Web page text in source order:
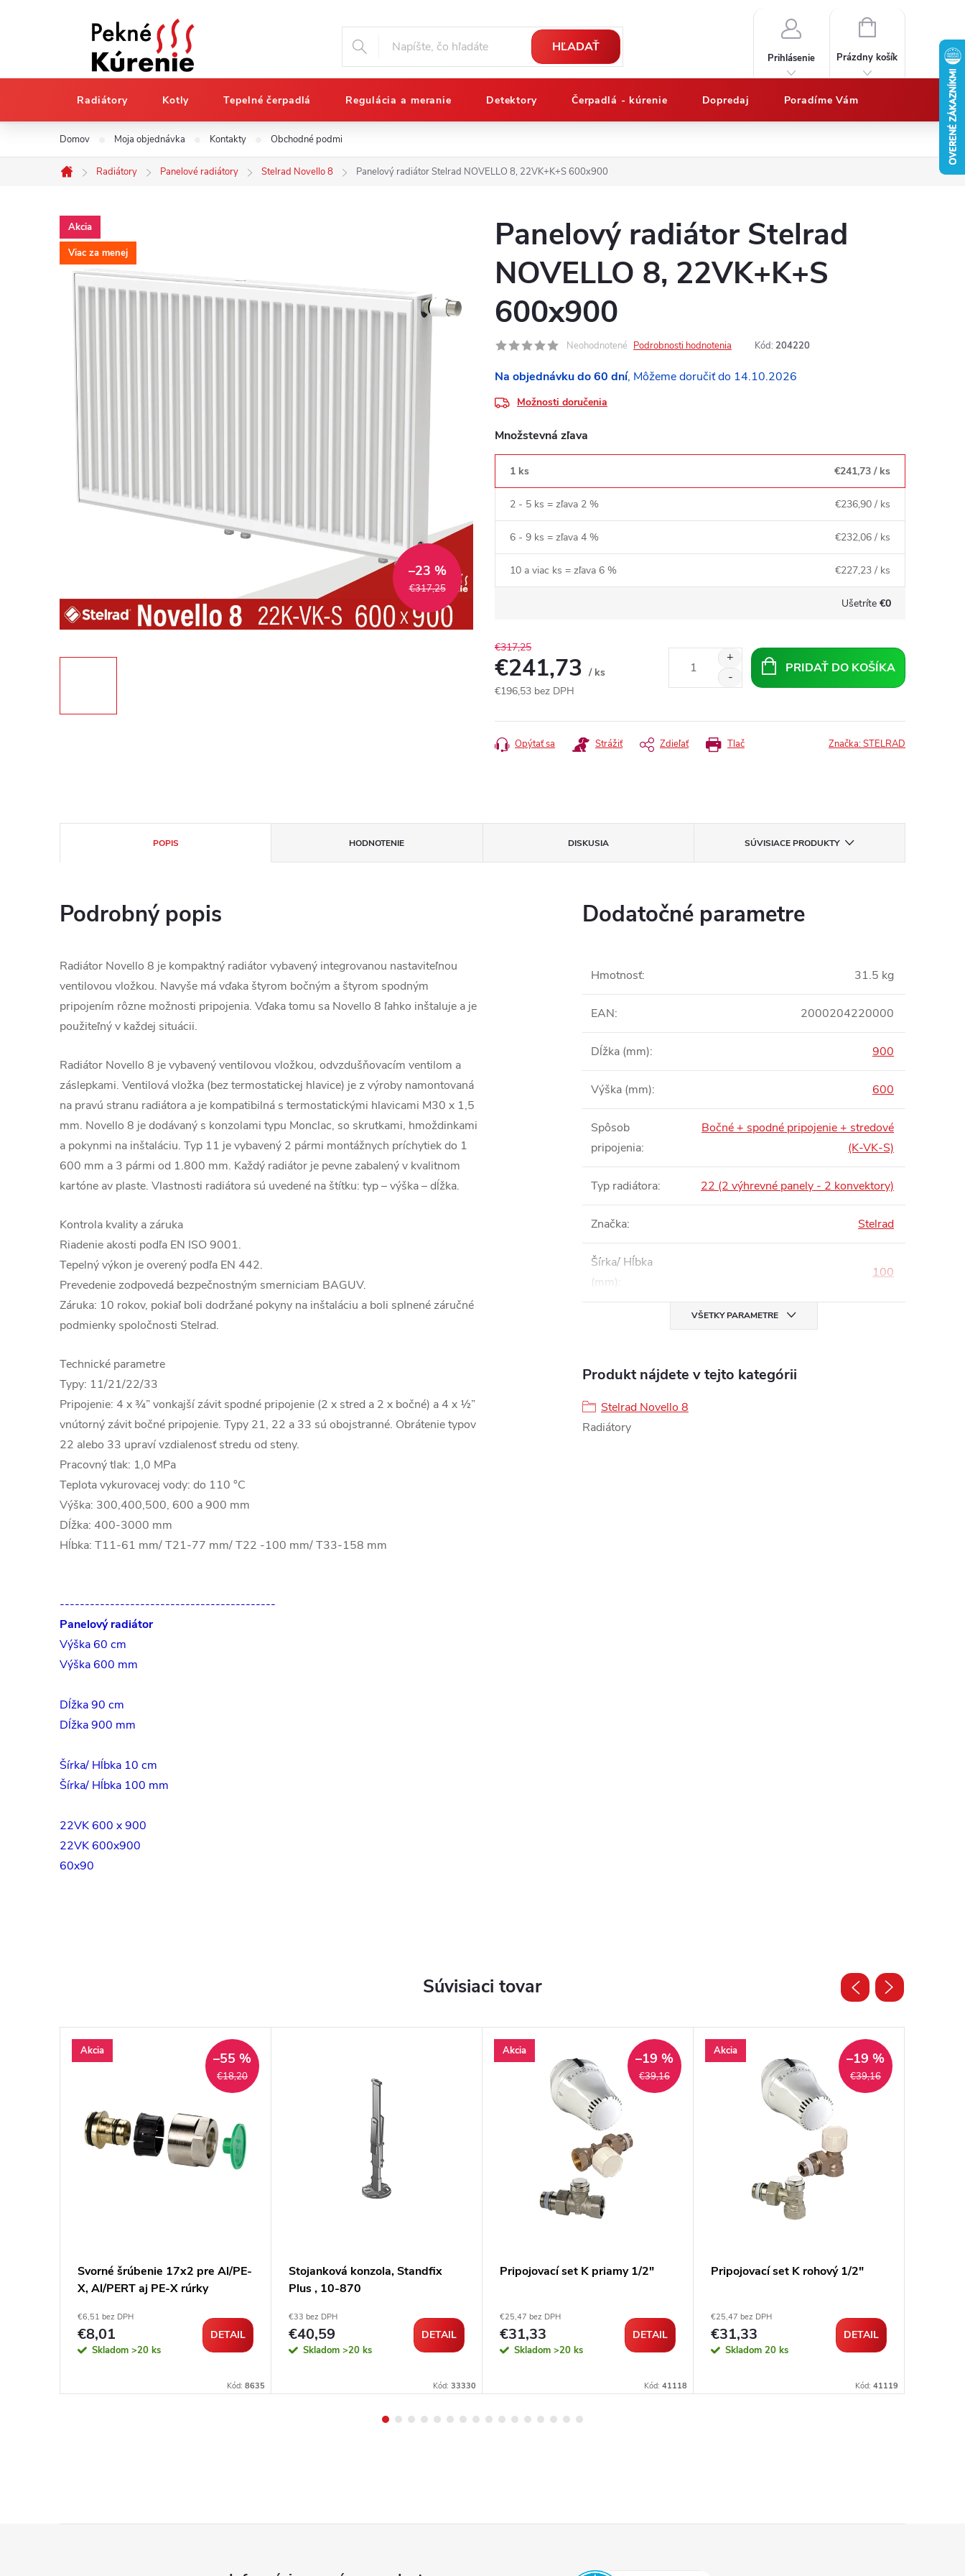
Domov Moja objednávka Kontakty Obchodné podmienky Vypočítajte
HĽADAŤ
Prihlásenie
NÁKUPNÝ
Prázdny košík
Radiátory Kotly Tepelné čerpadlá Regulácia a meranie Detektory Čerpadlá - kúrenie Dopredaj Poradíme Vám
Domov
Radiátory Panelové radiátory Stelrad Novello 8 Panelový radiátor Stelrad NOVELLO 8, 22VK+K+S 600x900
Akcia
Viac za menej
€317,25
–23 %
Panelový radiátor Stelrad
NOVELLO 8, 22VK+K+S
600x900
Neohodnotené Podrobnosti hodnotenia Kód: 204220
Na objednávku do 60 dní 14.10.2026
Možnosti doručenia
Množstevná zľava
1 ks €241,73 / ks
2 - 5 ks = zľava 2 % €236,90 / ks
6 - 9 ks = zľava 4 % €232,06 / ks
10 a viac ks = zľava 6 % €227,23 / ks
Ušetríte €0
€317,25
€241,73 / ks
€196,53 bez DPH
cena:
PRIDAŤ DO KOŠÍKA
Tlač
Opýtať sa Strážiť Zdieľať Značka:STELRAD
POPIS HODNOTENIE DISKUSIA SÚVISIACE PRODUKTY
Podrobný popis
Radiátor Novello 8 je kompaktný radiátor vybavený integrovanou nastaviteľnou
ventilovou vložkou. Navyše má vďaka štyrom bočným a štyrom spodným
pripojením rôzne možnosti pripojenia. Vďaka tomu sa Novello 8 ľahko inštaluje a je
použiteľný v každej situácii.
Radiátor Novello 8 je vybavený ventilovou vložkou, odvzdušňovacím ventilom a
záslepkami. Ventilová vložka (bez termostatickej hlavice) je z výroby namontovaná
na pravú stranu radiátora a je kompatibilná s termostatickými hlavicami M30 x 1,5
mm. Novello 8 je dodávaný s konzolami typu Monclac, so skrutkami, hmoždinkami
a pokynmi na inštaláciu. Typ 11 je vybavený 2 pármi montážnych príchytiek do 1
600 mm a 3 pármi od 1.800 mm. Každý radiátor je pevne zabalený v kvalitnom
kartóne av plaste. Vlastnosti radiátora sú uvedené na štítku: typ – výška – dĺžka.
Kontrola kvality a záruka
Riadenie akosti podľa EN ISO 9001.
Tepelný výkon je overený podľa EN 442.
Prevedenie zodpovedá bezpečnostným smerniciam BAGUV.
Záruka: 10 rokov, pokiaľ boli dodržané pokyny na inštaláciu a boli splnené záručné
podmienky spoločnosti Stelrad.
Technické parametre
Typy: 11/21/22/33
Pripojenie: 4 x ¾” vonkajší závit spodné pripojenie (2 x stred a 2 x bočné) a 4 x ½”
vnútorný závit bočné pripojenie. Typy 21, 22 a 33 sú obojstranné. Obrátenie typov
22 alebo 33 upraví vzdialenosť stredu od steny.
Pracovný tlak: 1,0 MPa
Teplota vykurovacej vody: do 110 °C
Výška: 300,400,500, 600 a 900 mm
Dĺžka: 400-3000 mm
Hĺbka: T11-61 mm/ T21-77 mm/ T22 -100 mm/ T33-158 mm
-------------------------------------------
Panelový radiátor
Výška 60 cm
Výška 600 mm
Dĺžka 90 cm
Dĺžka 900 mm
Šírka/ Hĺbka 10 cm
Šírka/ Hĺbka 100 mm
22VK 600 x 900
22VK 600x900
60x90
Dodatočné parametre
Hmotnosť: 31.5 kg
EAN: 2000204220000
Dĺžka (mm): 900
Výška (mm): 600
Spôsob
pripojenia:
Bočné + spodné pripojenie + stredové
(K-VK-S)
Typ radiátora: 22 (2 výhrevné panely - 2 konvektory)
Značka: Stelrad
Šírka/ Hĺbka
(mm):
100
VŠETKY PARAMETRE
Produkt nájdete v tejto kategórii
Stelrad Novello 8
Radiátory
Súvisiaci tovar
Akcia
€18,20
–55 %
Svorné šrúbenie 17x2 pre Al/PE-
X, Al/PERT aj PE-X rúrky
€6,51 bez DPH
€8,01
Skladom >20 ks
DETAIL
Kód: 8635
Stojanková konzola, Standfix
Plus , 10-870
€33 bez DPH
€40,59
Skladom >20 ks
DETAIL
Kód: 33330
Akcia
€39,16
–19 %
Pripojovací set K priamy 1/2"
€25,47 bez DPH
€31,33
Skladom >20 ks
DETAIL
Kód: 41118
Akcia
€39,16
–19 %
Pripojovací set K rohový 1/2"
€25,47 bez DPH
€31,33
Skladom 20 ks
DETAIL
Kód: 41119